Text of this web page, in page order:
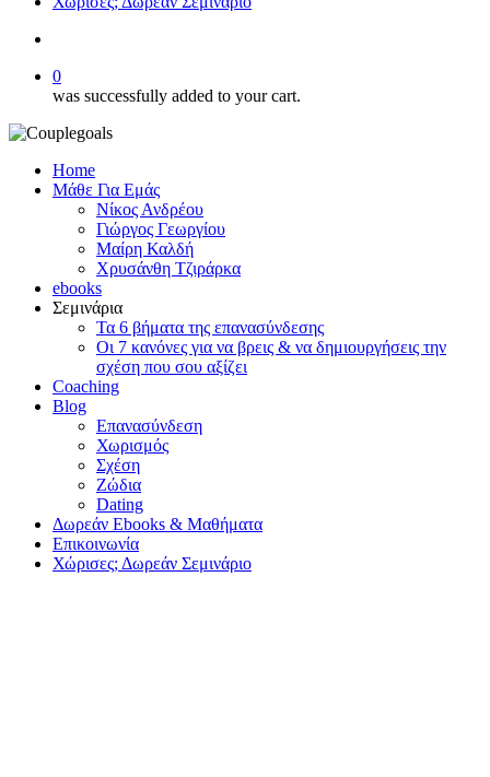
0
was successfully added to your cart.
Home
Μάθε Για Εμάς
Νίκος Ανδρέου
Γιώργος Γεωργίου
Μαίρη Καλδή
Χρυσάνθη Τζιράρκα
ebooks
Σεμινάρια
Τα 6 βήματα της επανασύνδεσης
Οι 7 κανόνες για να βρεις & να δημιουργήσεις την
σχέση που σου αξίζει
Coaching
Blog
Επανασύνδεση
Χωρισμός
Σχέση
Ζώδια
Dating
Δωρεάν Ebooks & Μαθήματα
Επικοινωνία
Χώρισες; Δωρεάν Σεμινάριο